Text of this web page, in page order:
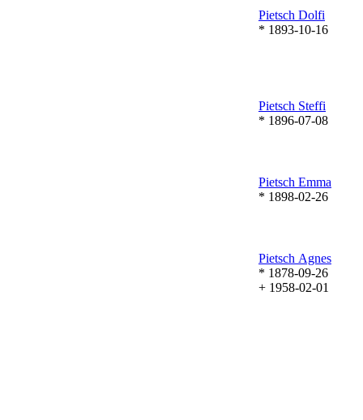
Pietsch Dolfi
* 1893-10-16
Pietsch Steffi
* 1896-07-08
Pietsch Emma
* 1898-02-26
Pietsch Agnes
* 1878-09-26
+ 1958-02-01